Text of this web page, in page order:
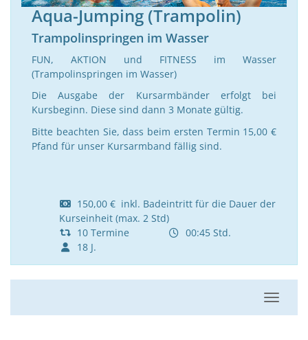
Aqua-Jumping (Trampolin)
Trampolinspringen im Wasser
FUN, AKTION und FITNESS im Wasser
(Trampolinspringen im Wasser)
Die Ausgabe der Kursarmbänder erfolgt bei
Kursbeginn. Diese sind dann 3 Monate gültig.
Bitte beachten Sie, dass beim ersten Termin 15,00 €
Pfand für unser Kursarmband fällig sind.
150,00 € inkl. Badeintritt für die Dauer der
Kurseinheit (max. 2 Std)
10 Termine
00:45 Std.
18 J.